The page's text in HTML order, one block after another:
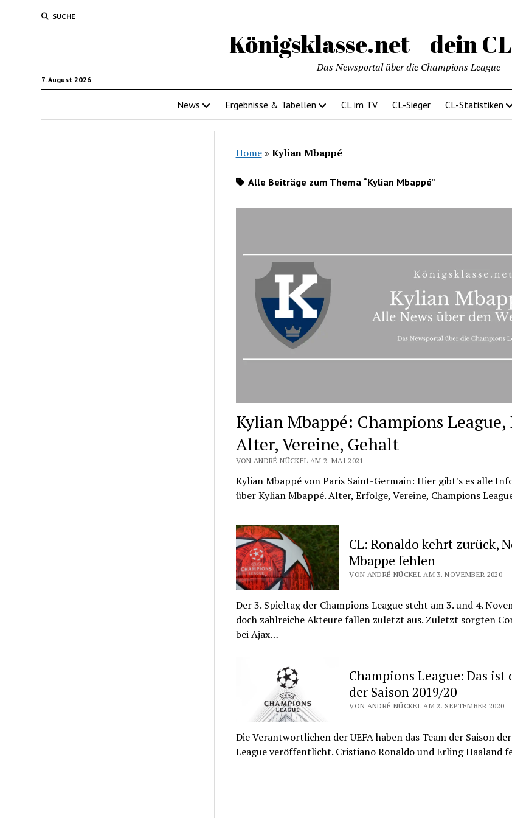
SUCHE
Königsklasse.net – dein
7. August 2026
Das Newsportal über die Champions League
News Ergebnisse & Tabellen CL im TV CL-Sieger CL-Statistiken
Home» Kylian Mbappé
Alle Beiträge zum Thema “Kylian Mbappé”
Kylian Mbappé: Champions League,
Alter, Vereine, Gehalt
VON ANDRÉ NÜCKEL AM 2. MAI 2021
Kylian Mbappé von Paris Saint-Germain: Hier gibt's es alle
über Kylian Mbappé. Alter, Erfolge, Vereine, Champions
CL: Ronaldo kehrt zurück,
Mbappe fehlen
VON ANDRÉ NÜCKEL AM 3. NOVEMBER 2020
Der 3. Spieltag der Champions League steht am 3. und 4.
doch zahlreiche Akteure fallen zuletzt aus. Zuletzt sorgten
bei Ajax…
Champions League: Das ist
der Saison 2019/20
VON ANDRÉ NÜCKEL AM 2. SEPTEMBER 2020
Die Verantwortlichen der UEFA haben das Team der Saison
League veröffentlicht. Cristiano Ronaldo und Erling Haaland